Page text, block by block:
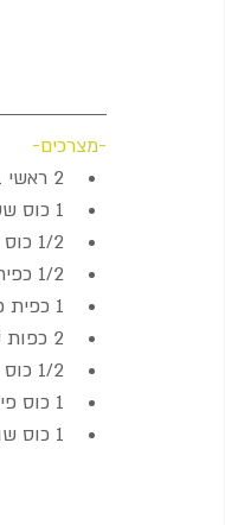
-מצרכים-
2 ראשי ברוקולי או שקית של 800 גרם ברוקולי קפוא
1 כוס שעועית לבנה מבושלת
1/2 כוס קמח עדשים אדומות
1/2 כפית שום גבישי
1 כפית פפריקה, אורגנו, מלח
2 כפות שמן זית
1/2 כוס מיץ לימון
1 כוס פירורי לחם מסוג פנקו
1 כוס שומשום